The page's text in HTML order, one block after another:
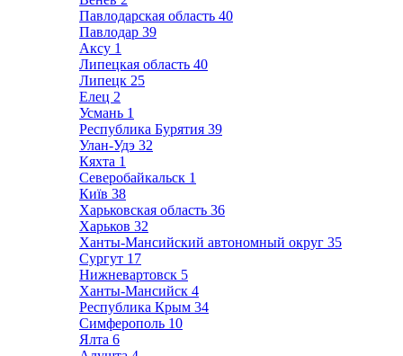
Павлодарская область 40
Павлодар 39
Аксу 1
Липецкая область 40
Липецк 25
Елец 2
Усмань 1
Республика Бурятия 39
Улан-Удэ 32
Кяхта 1
Северобайкальск 1
Київ 38
Харьковская область 36
Харьков 32
Ханты-Мансийский автономный округ 35
Сургут 17
Нижневартовск 5
Ханты-Мансийск 4
Республика Крым 34
Симферополь 10
Ялта 6